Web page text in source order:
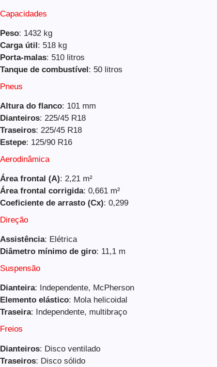
Capacidades
Peso: 1432 kg
Carga útil: 518 kg
Porta-malas: 510 litros
Tanque de combustível: 50 litros
Pneus
Altura do flanco: 101 mm
Dianteiros: 225/45 R18
Traseiros: 225/45 R18
Estepe: 125/90 R16
Aerodinâmica
Área frontal (A): 2,21 m²
Área frontal corrigida: 0,661 m²
Coeficiente de arrasto (Cx): 0,299
Direção
Assistência: Elétrica
Diâmetro mínimo de giro: 11,1 m
Suspensão
Dianteira: Independente, McPherson
Elemento elástico: Mola helicoidal
Traseira: Independente, multibraço
Freios
Dianteiros: Disco ventilado
Traseiros: Disco sólido